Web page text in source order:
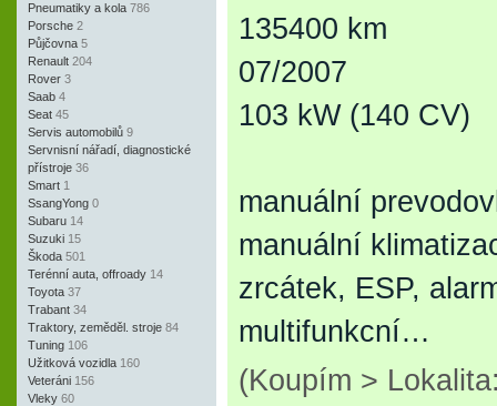
Pneumatiky a kola 786
Porsche 2
Půjčovna 5
Renault 204
Rover 3
Saab 4
Seat 45
Servis automobilů 9
Servnisní nářadí, diagnostické
přístroje 36
Smart 1
SsangYong 0
Subaru 14
Suzuki 15
Škoda 501
Terénní auta, offroady 14
Toyota 37
Trabant 34
Traktory, zeměděl. stroje 84
Tuning 106
Užitková vozidla 160
Veteráni 156
Vleky 60
135400 km
07/2007
103 kW (140 CV)
manuální
manuální
zrcátek, ESP,
multifunkcní…
(Koupím >